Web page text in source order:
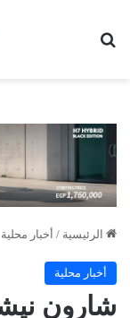
الرئيسية / أخبار محلية
أخبار محلية
شارون